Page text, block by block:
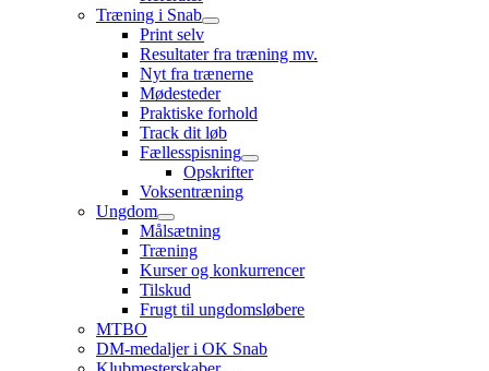
Træning i Snab
Print selv
Resultater fra træning mv.
Nyt fra trænerne
Mødesteder
Praktiske forhold
Track dit løb
Fællesspisning
Opskrifter
Voksentræning
Ungdom
Målsætning
Træning
Kurser og konkurrencer
Tilskud
Frugt til ungdomsløbere
MTBO
DM-medaljer i OK Snab